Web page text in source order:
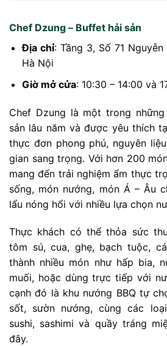
Chef Dzung – Buffet hải sản
Địa chỉ: Tầng 3, Số 71
Hà Nội
Giờ mở cửa: 10:30 – 14:00 và
Chef Dzung là một trong
sản lâu năm và được yêu thích
thực đơn phong phú, nguyên
gian sang trọng. Với hơn 200
mang đến trải nghiệm ẩm thực
sống, món nướng, món Á – Âu
lẩu nóng hổi với nhiều lựa chọn
Thực khách có thể thỏa sức
tôm sú, cua, ghẹ, bạch tuộc,
thành nhiều món như hấp bia,
muối, hoặc dùng trực tiếp với
cạnh đó là khu nướng BBQ tự
sốt, sườn nướng, cùng các
sushi, sashimi và quầy tráng
đây.